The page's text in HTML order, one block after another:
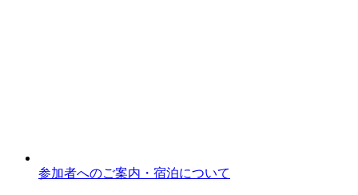
参加者へのご案内・宿泊について